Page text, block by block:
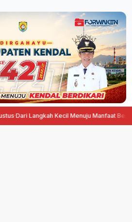
Langkah Kecil Menuju Manfaat Besar,